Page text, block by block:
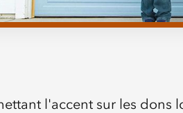
l'accent sur les dons